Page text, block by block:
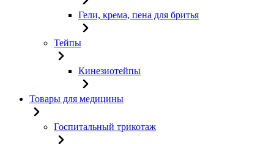
Гели, крема, пена для бритья
Тейпы
Кинезиотейпы
Товары для медицины
Госпитальный трикотаж